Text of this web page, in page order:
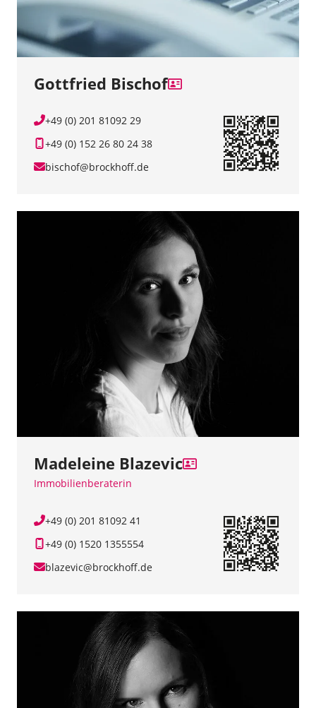
Gottfried Bischof
+49 (0) 201 81092 29
+49 (0) 152 26 80 24 38
bischof@brockhoff.de
Madeleine Blazevic
Immobilienberaterin
+49 (0) 201 81092 41
+49 (0) 1520 1355554
blazevic@brockhoff.de